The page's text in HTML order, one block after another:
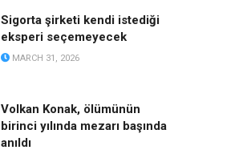
Sigorta şirketi kendi istediği
eksperi seçemeyecek
MARCH 31, 2026
Volkan Konak, ölümünün
birinci yılında mezarı başında
anıldı